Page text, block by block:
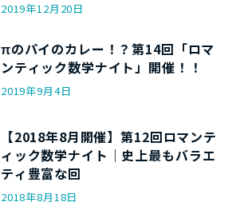
2019年12月20日
πのパイのカレー！？第14回「ロマ
ンティック数学ナイト」開催！！
2019年9月4日
【2018年8月開催】第12回ロマンテ
ィック数学ナイト｜史上最もバラエ
ティ豊富な回
2018年8月18日